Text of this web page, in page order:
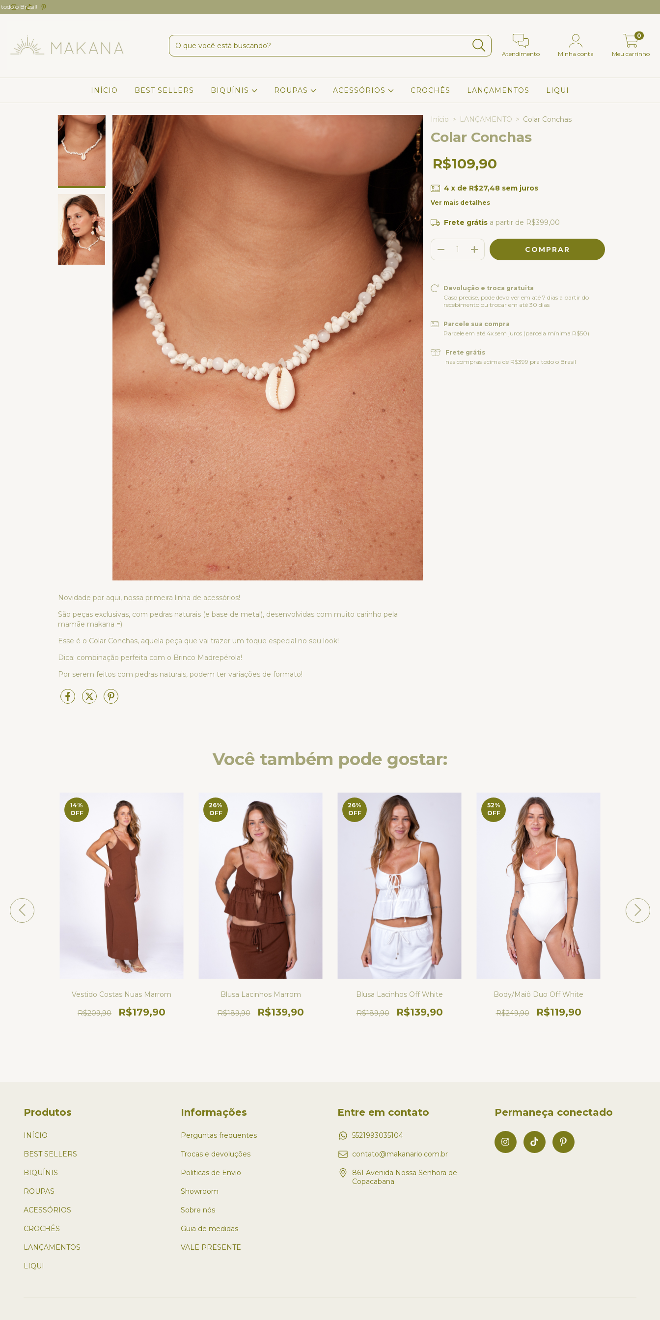
Atendimento Minha conta Meu carrinho
0
INÍCIO BEST SELLERS BIQUÍNIS ROUPAS ACESSÓRIOS CROCHÊS LANÇAMENTOS LIQUI
Novidade por aqui, nossa primeira linha de acessórios!
São peças exclusivas, com pedras naturais (e base de metal), desenvolvidas com muito carinho pela
mamãe makana =)
Esse é o Colar Conchas, aquela peça que vai trazer um toque especial no seu look!
Dica: combinação perfeita com o Brinco Madrepérola!
Por serem feitos com pedras naturais, podem ter variações de formato!
Início > LANÇAMENTO > Colar Conchas
Colar Conchas
R$109,90
4 x de R$27,48 sem juros
Ver mais detalhes
Frete grátis a partir de R$399,00
Devolução e troca gratuita
Caso precise, pode devolver em até 7 dias a partir do
recebimento ou trocar em até 30 dias
Parcele sua compra
Parcele em até 4x sem juros (parcela mínima R$50)
Frete grátis
nas compras acima de R$399 pra todo o Brasil
Você também pode gostar:
14%
OFF
Vestido Costas Nuas Marrom
R$209,90 R$179,90
26%
OFF
Blusa Lacinhos Marrom
R$189,90 R$139,90
26%
OFF
Blusa Lacinhos Off White
R$189,90 R$139,90
52%
OFF
Body/Maiô Duo Off White
R$249,90 R$119,90
Produtos
INÍCIO
BEST SELLERS
BIQUÍNIS
ROUPAS
ACESSÓRIOS
CROCHÊS
LANÇAMENTOS
LIQUI
Informações
Perguntas frequentes
Trocas e devoluções
Politicas de Envio
Showroom
Sobre nós
Guia de medidas
VALE PRESENTE
Entre em contato
5521993035104
contato@makanario.com.br
861 Avenida Nossa Senhora de
Copacabana
Permaneça conectado